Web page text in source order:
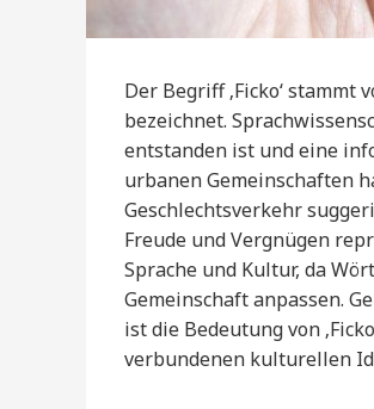
Der Begriff ‚Ficko‘ stammt
bezeichnet.
entstanden ist und eine
urbanen Gemeinschaften
Geschlechtsverkehr
Freude und Vergnügen
Sprache und Kultur, da
Gemeinschaft anpassen.
ist die Bedeutung von
verbundenen kulturellen